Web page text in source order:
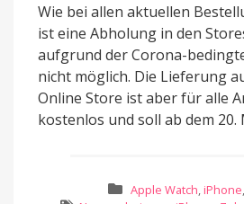
Wie bei allen aktuellen
ist eine Abholung in den
aufgrund der Corona-
nicht möglich. Die Lieferung
Online Store ist aber für alle
kostenlos und soll ab dem
Apple Watch, iPhone,